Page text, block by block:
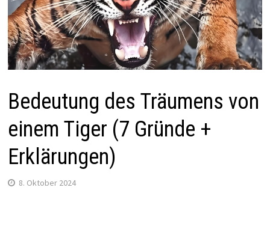
Bedeutung des Träumens von
einem Tiger (7 Gründe +
Erklärungen)
8. Oktober 2024